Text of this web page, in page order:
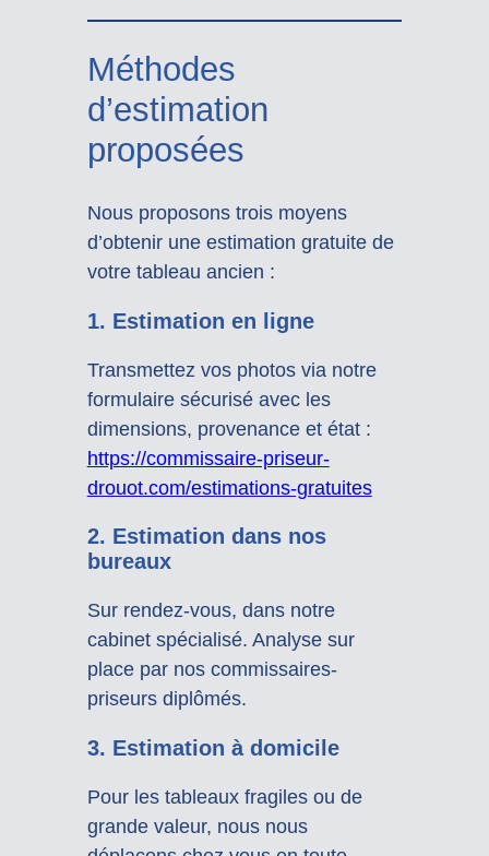
Méthodes
d’estimation
proposées
Nous proposons trois moyens
d’obtenir une estimation gratuite de
votre tableau ancien :
1. Estimation en ligne
Transmettez vos photos via notre
formulaire sécurisé avec les
dimensions, provenance et état :
https://commissaire-priseur-
drouot.com/estimations-gratuites
2. Estimation dans nos
bureaux
Sur rendez-vous, dans notre
cabinet spécialisé. Analyse sur
place par nos commissaires-
priseurs diplômés.
3. Estimation à domicile
Pour les tableaux fragiles ou de
grande valeur, nous nous